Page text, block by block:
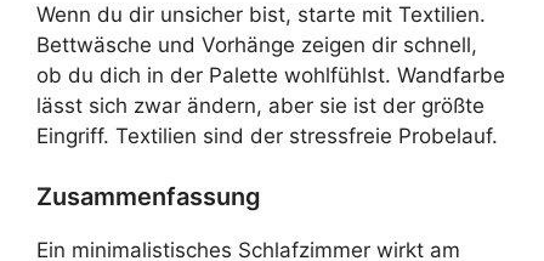
Wenn du dir unsicher bist, starte mit Textilien.
Bettwäsche und Vorhänge zeigen dir schnell,
ob du dich in der Palette wohlfühlst. Wandfarbe
lässt sich zwar ändern, aber sie ist der größte
Eingriff. Textilien sind der stressfreie Probelauf.
Zusammenfassung
Ein minimalistisches Schlafzimmer wirkt am